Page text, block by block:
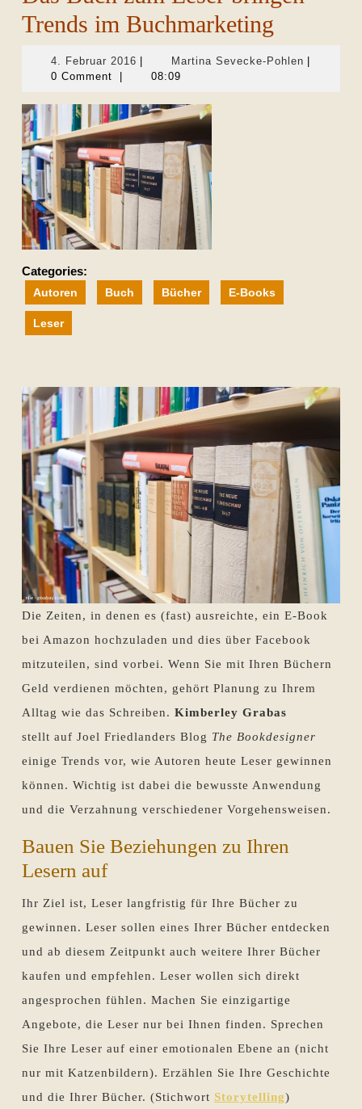
Trends im Buchmarketing
4. Februar 2016 4.
Februar
Martina Sevecke-PohlenMartina
0 Comment
08:09
Categories:
Autoren Buch Bücher E-Books
Leser
Die Zeiten, in denen es (fast) ausreichte, ein E-Book
bei Amazon hochzuladen und dies über Facebook
mitzuteilen, sind vorbei. Wenn Sie mit Ihren Büchern
Geld verdienen möchten, gehört Planung zu Ihrem
Alltag wie das Schreiben. Kimberley Grabas
stellt auf Joel Friedlanders Blog The Bookdesigner
einige Trends vor, wie Autoren heute Leser gewinnen
können. Wichtig ist dabei die bewusste Anwendung
und die Verzahnung verschiedener Vorgehensweisen.
Bauen Sie Beziehungen zu Ihren
Lesern auf
Ihr Ziel ist, Leser langfristig für Ihre Bücher zu
gewinnen. Leser sollen eines Ihrer Bücher entdecken
und ab diesem Zeitpunkt auch weitere Ihrer Bücher
kaufen und empfehlen. Leser wollen sich direkt
angesprochen fühlen. Machen Sie einzigartige
Angebote, die Leser nur bei Ihnen finden. Sprechen
Sie Ihre Leser auf einer emotionalen Ebene an (nicht
nur mit Katzenbildern). Erzählen Sie Ihre Geschichte
und die Ihrer Bücher. (Stichwort Storytelling)